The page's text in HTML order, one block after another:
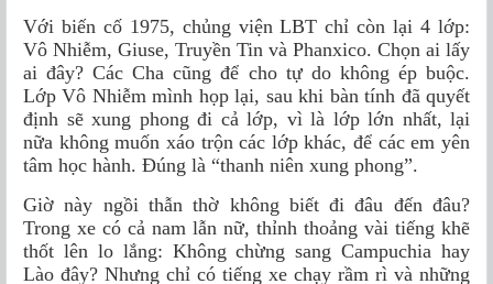
Với biến cố 1975, chủng viện LBT chỉ còn lại 4 lớp:
Vô Nhiễm, Giuse, Truyền Tin và Phanxico. Chọn ai lấy
ai đây? Các Cha cũng để cho tự do không ép buộc.
Lớp Vô Nhiễm mình họp lại, sau khi bàn tính đã quyết
định sẽ xung phong đi cả lớp, vì là lớp lớn nhất, lại
nữa không muốn xáo trộn các lớp khác, để các em yên
tâm học hành. Đúng là “thanh niên xung phong”.
Giờ này ngồi thẫn thờ không biết đi đâu đến đâu?
Trong xe có cả nam lẫn nữ, thỉnh thoảng vài tiếng khẽ
thốt lên lo lắng: Không chừng sang Campuchia hay
Lào đây? Nhưng chỉ có tiếng xe chạy rầm rì và những